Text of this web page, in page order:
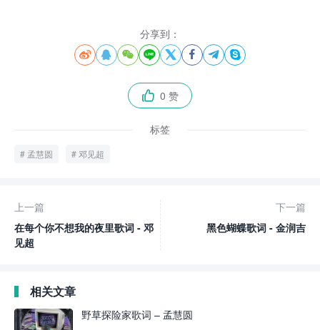
分享到：
       
 0 赞
标签
孟慧圆 邓见超
上一篇
在每个你不想我的夜里歌词 - 邓
见超
下一篇
黑色蝴蝶歌词 - 金润吉
相关文章
野草探险家歌词 – 孟慧圆